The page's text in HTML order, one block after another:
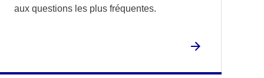
aux questions les plus fréquentes.